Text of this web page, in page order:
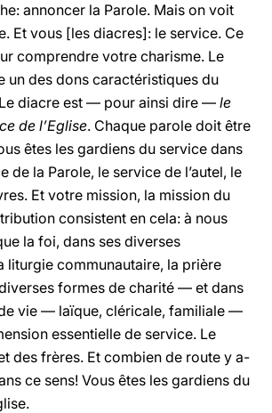
annoncer la Parole. Mais on voit
Et vous [les diacres]: le service. Ce
comprendre votre charisme. Le
un des dons caractéristiques du
diacre est — pour ainsi dire — le
de l’Eglise. Chaque parole doit être
êtes les gardiens du service dans
de la Parole, le service de l’autel, le
Et votre mission, la mission du
consistent en cela: à nous
la foi, dans ses diverses
communautaire, la prière
formes de charité — et dans
vie — laïque, cléricale, familiale —
essentielle de service. Le
des frères. Et combien de route y a-
ce sens! Vous êtes les gardiens du